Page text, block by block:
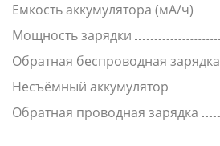
Емкость аккумулятора (мА/ч)
Мощность зарядки
Обратная беспроводная зарядка
Несъёмный аккумулятор
Обратная проводная зарядка